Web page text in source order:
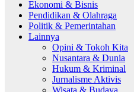
Ekonomi & Bisnis
Pendidikan & Olahraga
Politik & Pemerintahan
Lainnya
Opini & Tokoh Kita
Nusantara & Dunia
Hukum & Kriminal
Jurnalisme Aktivis
Wisata & Budaya